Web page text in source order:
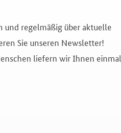
und regelmäßig über aktuelle
Sie unseren Newsletter!
liefern wir Ihnen einmal